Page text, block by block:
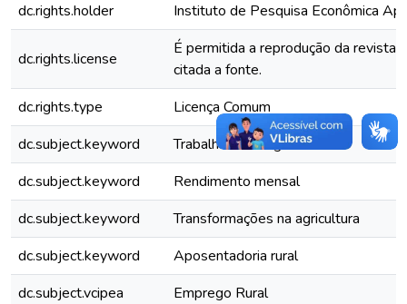
dc.rights.holder
Instituto de Pesquisa Econômica
dc.rights.license
É permitida a reprodução da revista,
citada a fonte.
dc.rights.type
Licença Comum
dc.subject.keyword
Trabalhadores agrícolas
dc.subject.keyword
Rendimento mensal
dc.subject.keyword
Transformações na agricultura
dc.subject.keyword
Aposentadoria rural
dc.subject.vcipea
Emprego Rural